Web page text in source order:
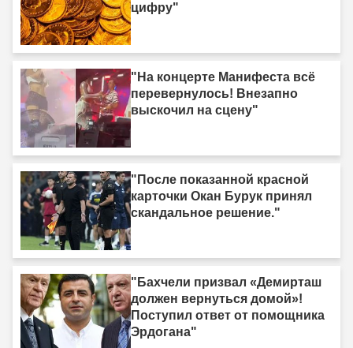
цифру"
"На концерте Манифеста всё
перевернулось! Внезапно
выскочил на сцену"
"После показанной красной
карточки Окан Бурук принял
скандальное решение."
"Бахчели призвал «Демирташ
должен вернуться домой»!
Поступил ответ от помощника
Эрдогана"